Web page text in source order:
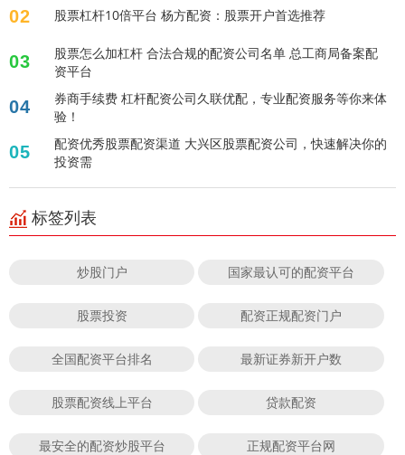
02 股票杠杆10倍平台 杨方配资：股票开户首选推荐
03
股票怎么加杠杆 合法合规的配资公司名单 总工商局备案配
资平台
04
券商手续费 杠杆配资公司久联优配，专业配资服务等你来体
验！
05
配资优秀股票配资渠道 大兴区股票配资公司，快速解决你的
投资需
标签列表
炒股门户 国家最认可的配资平台
股票投资 配资正规配资门户
全国配资平台排名 最新证券新开户数
股票配资线上平台 贷款配资
最安全的配资炒股平台 正规配资平台网